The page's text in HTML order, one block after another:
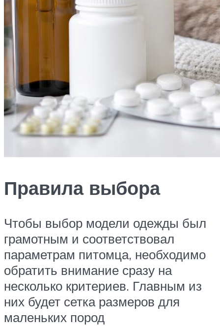
Правила выбора
Чтобы выбор модели одежды был
грамотным и соответствовал
параметрам питомца, необходимо
обратить внимание сразу на
несколько критериев. Главным из
них будет сетка размеров для
маленьких пород